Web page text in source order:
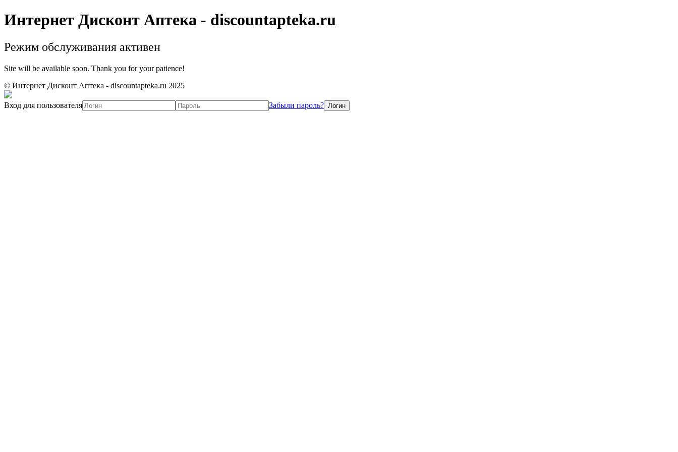
Интернет Дисконт Аптека - discountapteka.ru
Режим обслуживания активен
Site will be available soon. Thank you for your patience!
© Интернет Дисконт Аптека - discountapteka.ru 2025
Вход для пользователя Забыли пароль?